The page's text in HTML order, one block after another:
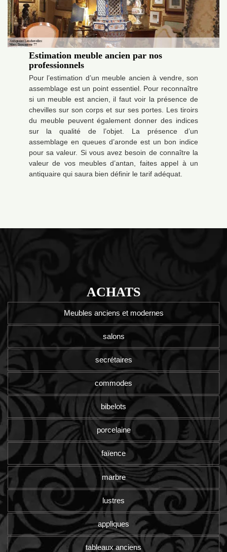
Estimation meuble ancien par nos
professionnels
Pour l’estimation d’un meuble ancien à vendre, son
assemblage est un point essentiel. Pour reconnaître
si un meuble est ancien, il faut voir la présence de
chevilles sur son corps et sur ses portes. Les tiroirs
du meuble peuvent également donner des indices
sur la qualité de l’objet. La présence d’un
assemblage en queues d’aronde est un bon indice
pour sa valeur. Si vous avez besoin de connaître la
valeur de vos meubles d’antan, faites appel à un
antiquaire qui saura bien définir le tarif adéquat.
ACHATS
Meubles anciens et modernes
salons
secrétaires
commodes
bibelots
porcelaine
faïence
marbre
lustres
appliques
tableaux anciens